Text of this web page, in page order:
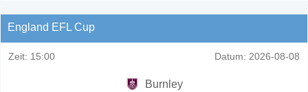
England EFL Cup
Zeit: 15:00 Datum: 2026-08-08
Burnley